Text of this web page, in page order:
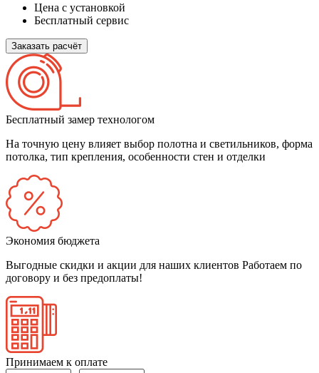
Цена с установкой
Бесплатный сервис
Заказать расчёт
Бесплатный замер технологом
На точную цену влияет выбор полотна и светильников, форма
потолка, тип крепления, особенности стен и отделки
Экономия бюджета
Выгодные скидки и акции для наших клиентов Работаем по
договору и без предоплаты!
Принимаем к оплате